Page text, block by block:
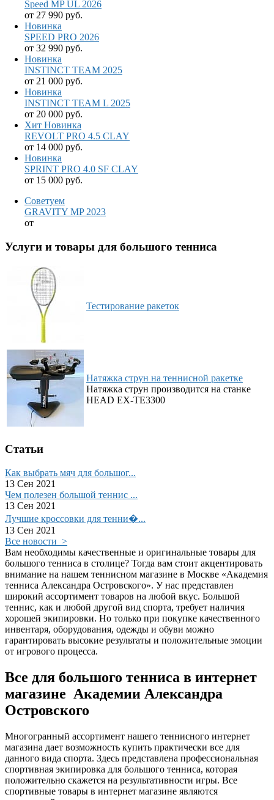
Speed MP UL 2026
от 27 990 руб.
Новинка
SPEED PRO 2026
от 32 990 руб.
Новинка
INSTINCT TEAM 2025
от 21 000 руб.
Новинка
INSTINCT TEAM L 2025
от 20 000 руб.
Хит Новинка
REVOLT PRO 4.5 CLAY
от 14 000 руб.
Новинка
SPRINT PRO 4.0 SF CLAY
от 15 000 руб.
Советуем
GRAVITY MP 2023
от
Услуги и товары для большого тенниса
Тестирование ракеток
Натяжка струн на теннисной ракетке
Натяжка струн производится на станке
HEAD EX-TE3300
Статьи
Как выбрать мяч для большог...
13 Сен 2021
Чем полезен большой теннис ...
13 Сен 2021
Лучшие кроссовки для тенни�...
13 Сен 2021
Все новости >
Вам необходимы качественные и оригинальные товары для
большого тенниса в столице? Тогда вам стоит акцентировать
внимание на нашем теннисном магазине в Москве «Академия
тенниса Александра Островского». У нас представлен
широкий ассортимент товаров на любой вкус. Большой
теннис, как и любой другой вид спорта, требует наличия
хорошей экипировки. Но только при покупке качественного
инвентаря, оборудования, одежды и обуви можно
гарантировать высокие результаты и положительные эмоции
от игрового процесса.
Все для большого тенниса в интернет
магазине Академии Александра
Островского
Многогранный ассортимент нашего теннисного интернет
магазина дает возможность купить практически все для
данного вида спорта. Здесь представлена профессиональная
спортивная экипировка для большого тенниса, которая
положительно скажется на результативности игры. Все
спортивные товары в интернет магазине являются